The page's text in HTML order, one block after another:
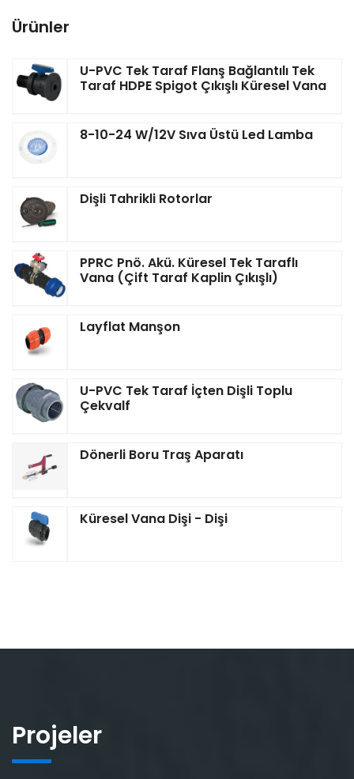
Ürünler
U-PVC Tek Taraf Flanş Bağlantılı Tek
Taraf HDPE Spigot Çıkışlı Küresel Vana
8-10-24 W/12V Sıva Üstü Led Lamba
Dişli Tahrikli Rotorlar
PPRC Pnö. Akü. Küresel Tek Taraflı
Vana (Çift Taraf Kaplin Çıkışlı)
Layflat Manşon
U-PVC Tek Taraf İçten Dişli Toplu
Çekvalf
Dönerli Boru Traş Aparatı
Küresel Vana Dişi - Dişi
Projeler